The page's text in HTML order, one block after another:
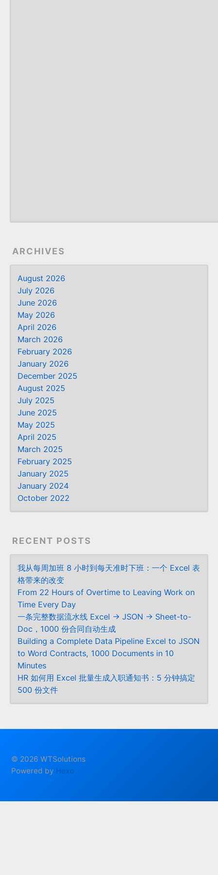
ARCHIVES
August 2026
July 2026
June 2026
May 2026
April 2026
March 2026
February 2026
January 2026
December 2025
August 2025
July 2025
June 2025
May 2025
April 2025
March 2025
February 2025
January 2025
January 2024
October 2022
RECENT POSTS
我从每周加班 8 小时到每天准时下班：一个 Excel 表
格带来的改变
From 22 Hours of Overtime to Leaving Work on
Time Every Day
一条完整数据流水线 Excel → JSON → Sheet-to-
Doc，1000 份合同自动生成
Building a Complete Data Pipeline Excel to JSON
to Word Contracts, 1000 Documents in 10
Minutes
HR 如何用 Excel 批量生成入职通知书：5 分钟搞定
500 份文件
© 2026 WTSolutions
Powered by Hexo